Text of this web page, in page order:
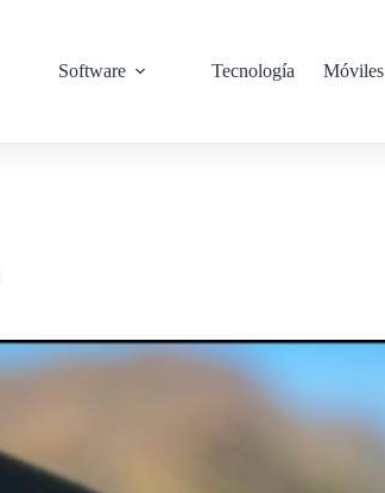
Software
Tecnología Móviles